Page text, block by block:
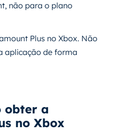
não para o plano
Plus no Xbox. Não
aplicação de forma
obter a
no Xbox